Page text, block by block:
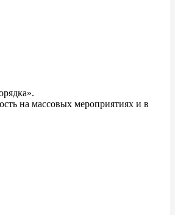
на массовых мероприятиях и в